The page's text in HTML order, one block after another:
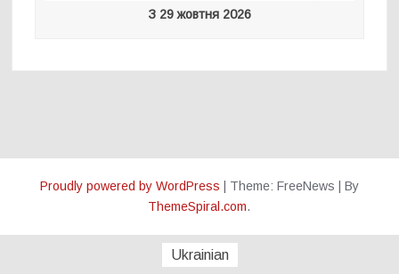
З 29 жовтня 2026
Proudly powered by WordPress Theme: FreeNews
By
ThemeSpiral.com.
Ukrainian